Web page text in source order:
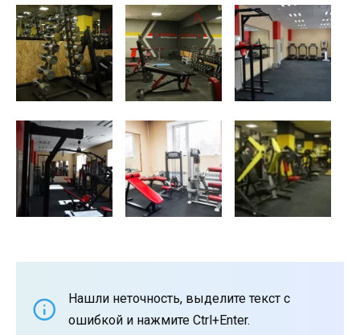
Нашли неточность, выделите текст с
ошибкой и нажмите Ctrl+Enter.